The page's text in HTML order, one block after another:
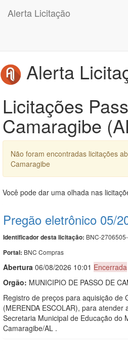
Alerta Licitação
Alerta
Licitações
Camaragibe
Não foram encontradas licitações
Camaragibe
Você pode dar uma olhada nas
Pregão eletrônico 05/
Identificador desta licitação: BNC-
Portal: BNC Compras
Abertura 06/08/2026 10:01 Encerrada
Orgão: MUNICIPIO DE PASSO DE
Registro de preços para aquisição de
(MERENDA ESCOLAR), para
Secretaria Municipal de Educação do
Camaragibe/AL .